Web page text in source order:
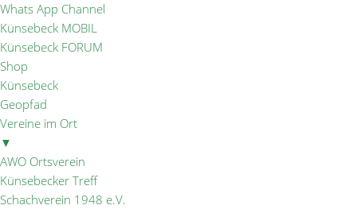
Whats App Channel
Künsebeck MOBIL
Künsebeck FORUM
Shop
Künsebeck
Geopfad
Vereine im Ort
▼
AWO Ortsverein
Künsebecker Treff
Schachverein 1948 e.V.